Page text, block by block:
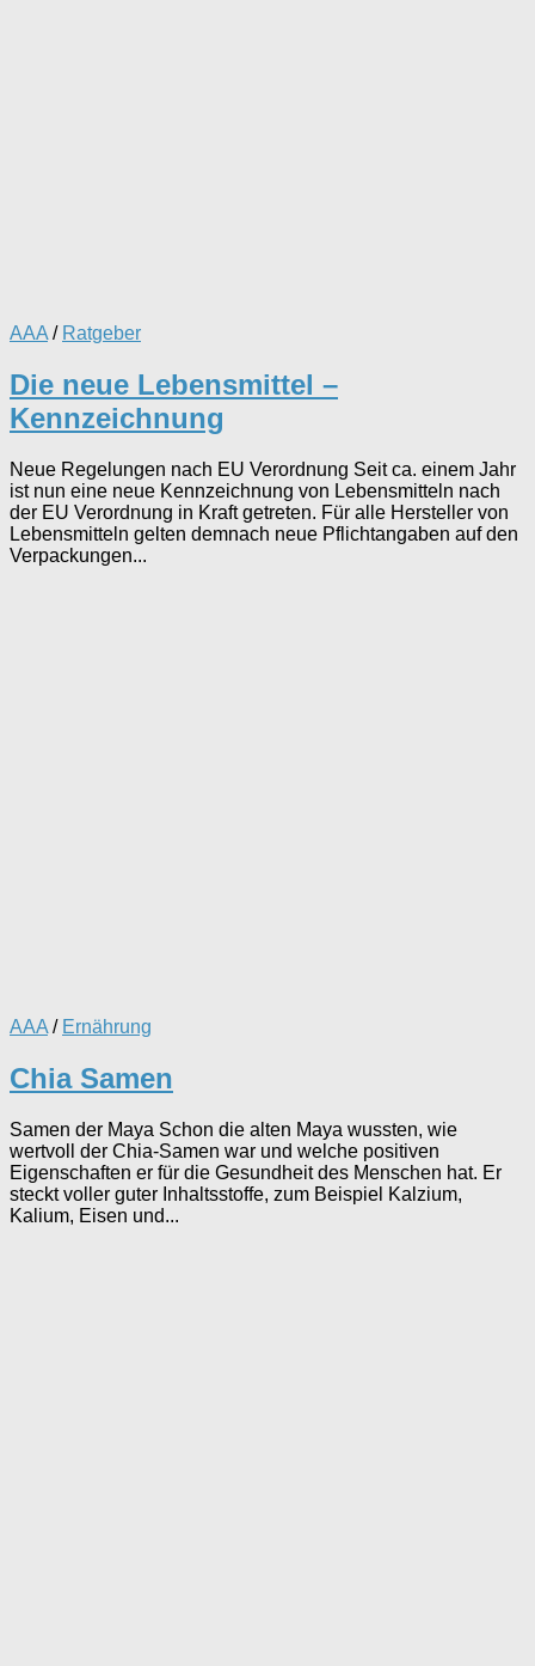
AAA / Ratgeber
Die neue Lebensmittel –
Kennzeichnung
Neue Regelungen nach EU Verordnung Seit ca. einem Jahr
ist nun eine neue Kennzeichnung von Lebensmitteln nach
der EU Verordnung in Kraft getreten. Für alle Hersteller von
Lebensmitteln gelten demnach neue Pflichtangaben auf den
Verpackungen...
AAA / Ernährung
Chia Samen
Samen der Maya Schon die alten Maya wussten, wie
wertvoll der Chia-Samen war und welche positiven
Eigenschaften er für die Gesundheit des Menschen hat. Er
steckt voller guter Inhaltsstoffe, zum Beispiel Kalzium,
Kalium, Eisen und...